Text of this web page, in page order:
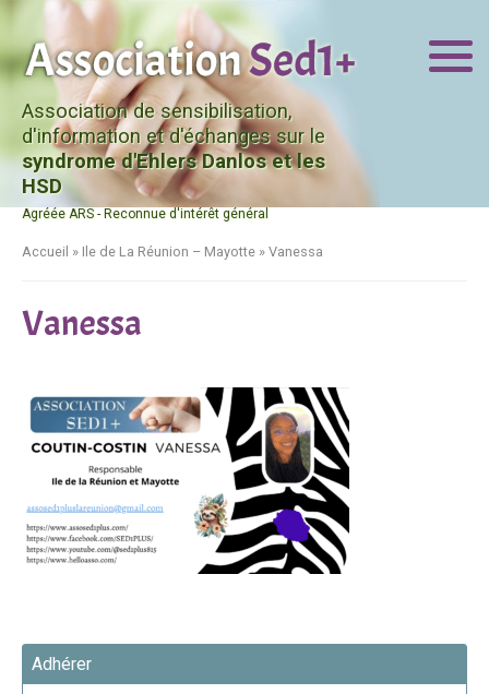
Association de sensibilisation,
d'information et d'échanges sur le
syndrome d'Ehlers Danlos et les
HSD
Agréée ARS - Reconnue d'intérêt général
Accueil » Ile de La Réunion – Mayotte » Vanessa
Vanessa
Adhérer